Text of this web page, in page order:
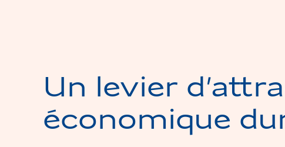
Un levier
économique